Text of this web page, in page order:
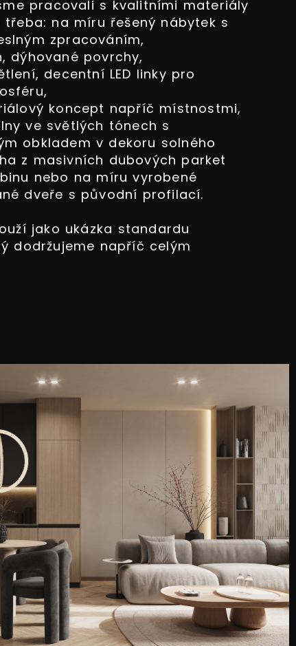
pracovali s kvalitními materiály
na míru řešený nábytek s
zpracováním,
dýhované povrchy,
decentní LED linky pro
koncept napříč místnostmi,
ve světlých tónech s
obkladem v dekoru solného
z masivních dubových parket
nebo na míru vyrobené
dveře s původní profilací.
jako ukázka standardu
dodržujeme napříč celým